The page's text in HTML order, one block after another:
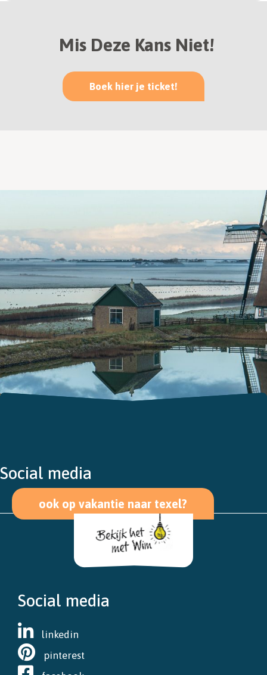
Mis Deze Kans Niet!
Boek hier je ticket!
Social media
ook op vakantie naar texel?
Social media
linkedin
pinterest